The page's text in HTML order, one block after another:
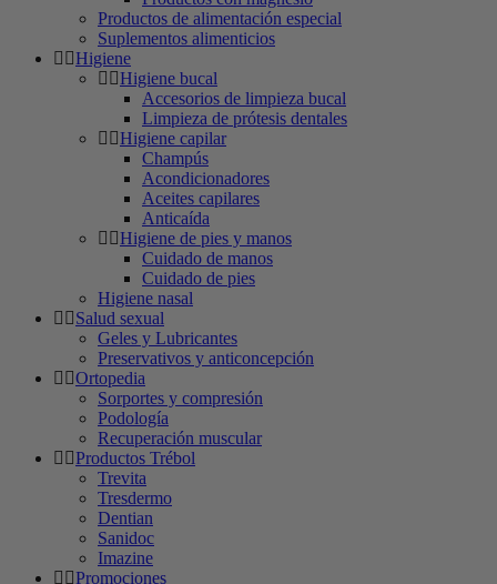
Productos de alimentación especial
Suplementos alimenticios
Higiene
Higiene bucal
Accesorios de limpieza bucal
Limpieza de prótesis dentales
Higiene capilar
Champús
Acondicionadores
Aceites capilares
Anticaída
Higiene de pies y manos
Cuidado de manos
Cuidado de pies
Higiene nasal
Salud sexual
Geles y Lubricantes
Preservativos y anticoncepción
Ortopedia
Sorportes y compresión
Podología
Recuperación muscular
Productos Trébol
Trevita
Tresdermo
Dentian
Sanidoc
Imazine
Promociones